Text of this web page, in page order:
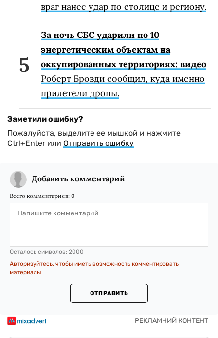
враг нанес удар по столице и региону.
За ночь СБС ударили по 10
энергетическим объектам на
оккупированных территориях: видео
Роберт Бровди сообщил, куда именно
прилетели дроны.
Заметили ошибку?
Пожалуйста, выделите ее мышкой и нажмите
Ctrl+Enter или Отправить ошибку
Добавить комментарий
Всего комментариев: 0
Осталось символов: 2000
Авторизуйтесь, чтобы иметь возможность комментировать
материалы
ОТПРАВИТЬ